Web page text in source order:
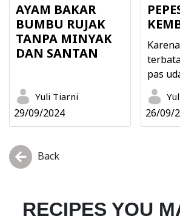
AYAM BAKAR
BUMBU RUJAK
TANPA MINYAK
DAN SANTAN
Yuli Tiarni
29/09/2024
pas
26/09/
Back
RECIPES YOU